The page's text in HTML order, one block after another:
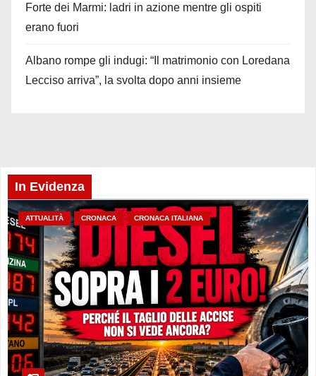
Forte dei Marmi: ladri in azione mentre gli ospiti
erano fuori
Albano rompe gli indugi: “Il matrimonio con Loredana
Lecciso arriva”, la svolta dopo anni insieme
In Evidenza
ATTUALITÀ CRONACA CRONACA ITALIANA